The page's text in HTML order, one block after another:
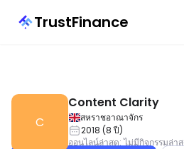
TrustFinance
C
Content Clarity
สหราชอาณาจักร
2018 (8 ปี)
ออนไลน์ล่าสุด: ไม่มีกิจกรรมล่า